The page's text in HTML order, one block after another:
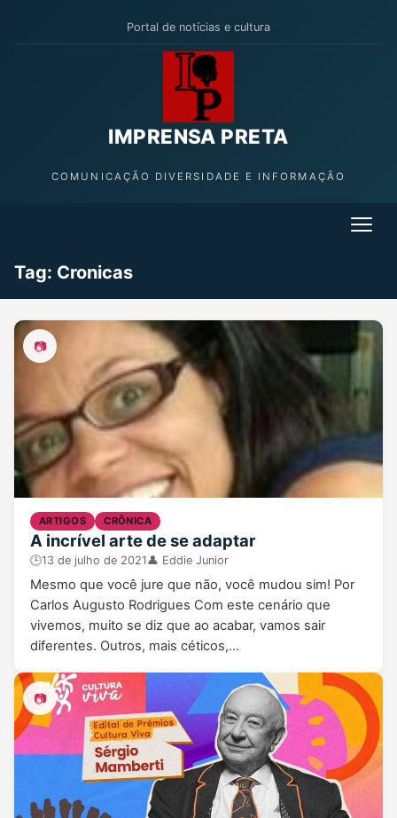
Portal de notícias e cultura
IMPRENSA PRETA
COMUNICAÇÃO DIVERSIDADE E INFORMAÇÃO
Tag: Cronicas
📷
ARTIGOS CRÔNICA
A incrível arte de se adaptar
🕒13 de julho de 2021👤 Eddie Junior
Mesmo que você jure que não, você mudou sim! Por
Carlos Augusto Rodrigues Com este cenário que
vivemos, muito se diz que ao acabar, vamos sair
diferentes. Outros, mais céticos,…
📷